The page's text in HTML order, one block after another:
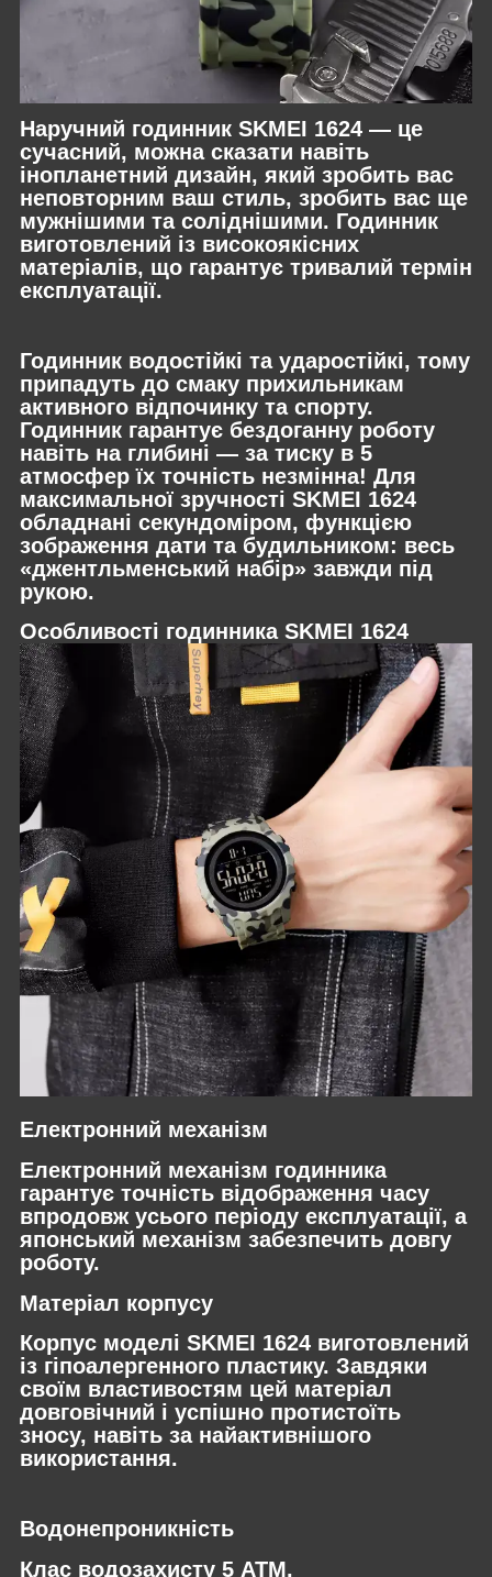
Наручний годинник SKMEI 1624 — це
сучасний, можна сказати навіть
інопланетний дизайн, який зробить вас
неповторним ваш стиль, зробить вас ще
мужнішими та соліднішими. Годинник
виготовлений із високоякісних
матеріалів, що гарантує тривалий термін
експлуатації.
Годинник водостійкі та ударостійкі, тому
припадуть до смаку прихильникам
активного відпочинку та спорту.
Годинник гарантує бездоганну роботу
навіть на глибині — за тиску в 5
атмосфер їх точність незмінна! Для
максимальної зручності SKMEI 1624
обладнані секундоміром, функцією
зображення дати та будильником: весь
«джентльменський набір» завжди під
рукою.
Особливості годинника SKMEI 1624
Електронний механізм
Електронний механізм годинника
гарантує точність відображення часу
впродовж усього періоду експлуатації, а
японський механізм забезпечить довгу
роботу.
Матеріал корпусу
Корпус моделі SKMEI 1624 виготовлений
із гіпоалергенного пластику. Завдяки
своїм властивостям цей матеріал
довговічний і успішно протистоїть
зносу, навіть за найактивнішого
використання.
Водонепроникність
Клас водозахисту 5 АТМ.